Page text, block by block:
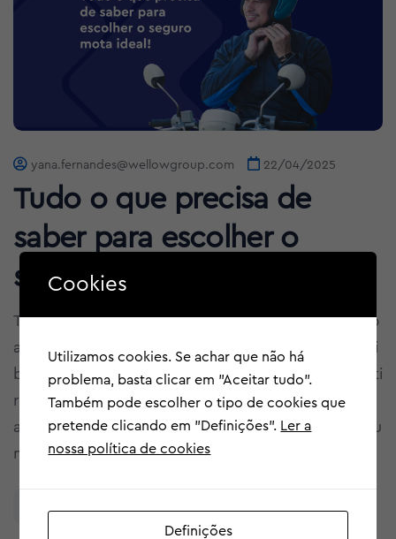
yana.fernandes@wellowgroup.com 22/04/2025
Tudo o que precisa de
saber para escolher o
seguro mota ideal!
Ter uma mota representa liberdade, mobilidade e, p
ara muitos, até uma paixão. No entanto, com essa li
berdade vem também a responsabilidade de garanti
r que está devidamente protegido em qualquer situ
ação. Escolher um seguro de mota não tem de ser u
ma tarefa
Cookies
Utilizamos cookies. Se achar que não há
problema, basta clicar em "Aceitar tudo".
Também pode escolher o tipo de cookies que
pretende clicando em "Definições". Ler a
nossa política de cookies
Definições